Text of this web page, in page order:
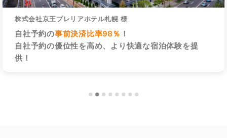
株式会社京王プレリアホテル札幌 様
自社予約の事前決済比率98％ ！
自社予約の優位性を高め、より快適な宿泊体験を提
供！